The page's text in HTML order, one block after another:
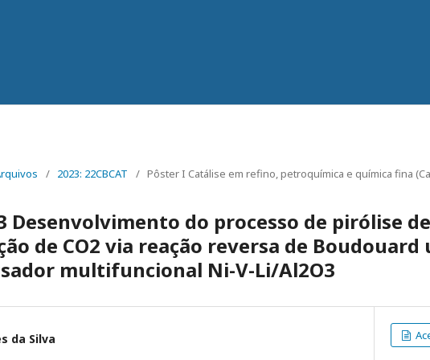
/ 2023: 22CBCAT / Pôster I Catálise em refino, petroquímica e química fina
Desenvolvimento do processo de pirólise
de CO2 via reação reversa de
multifuncional Ni-V-Li/Al2O3
da Silva